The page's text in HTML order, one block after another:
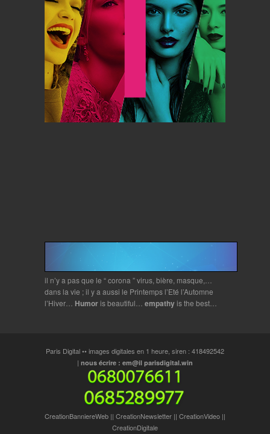
il n’y a pas que le “ corona ” virus, bière, masque,…
dans la vie ; il y a aussi le Printemps l’Eté l’Automne
l’Hiver… Humoris beautiful… empathyis the best…
Paris Digital •• images digitales en 1 heure, siren : 418492542
| nous écrire : em@il parisdigital.win
CreationBanniereWeb || CreationNewsletter || CreationVideo ||
CreationDigitale